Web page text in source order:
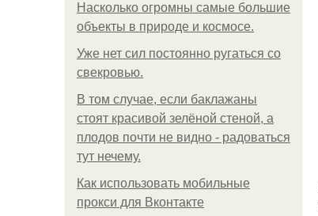
Насколько огромны самые большие
объекты в природе и космосе.
Уже нет сил постоянно ругаться со
свекровью.
В том случае, если баклажаны
стоят красивой зелёной стеной, а
плодов почти не видно - радоваться
тут нечему.
Как использовать мобильные
прокси для Вконтакте